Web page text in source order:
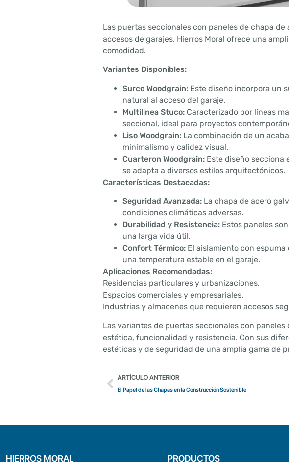
Las puertas seccionales con paneles de chapa
accesos de garajes. Hierros Moral ofrece una
comodidad.
Variantes Disponibles:
Surco Woodgrain: Este diseño incorpora un
natural al acceso del garaje.
Multilinea Stuco: Caracterizado por líneas
seccional, ideal para proyectos
Liso Woodgrain: La combinación de un
minimalismo y calidez visual.
Cuarteron Woodgrain: Este diseño secciona
se adapta a diversos estilos arquitectónicos.
Características Destacadas:
Seguridad Avanzada: La chapa de acero
condiciones climáticas adversas.
Durabilidad y Resistencia: Estos paneles
una larga vida útil.
Confort Térmico: El aislamiento con
una temperatura estable en el garaje.
Aplicaciones Recomendadas:
Residencias particulares y urbanizaciones.
Espacios comerciales y empresariales.
Industrias y almacenes que requieren accesos
Las variantes de puertas seccionales con
estética, funcionalidad y resistencia. Con sus
estéticas y de seguridad de una amplia gama de
ARTÍCULO ANTERIOR
El Papel de las Chapas en la Construcción Sostenible
HIERROS MORAL PRODUCTOS